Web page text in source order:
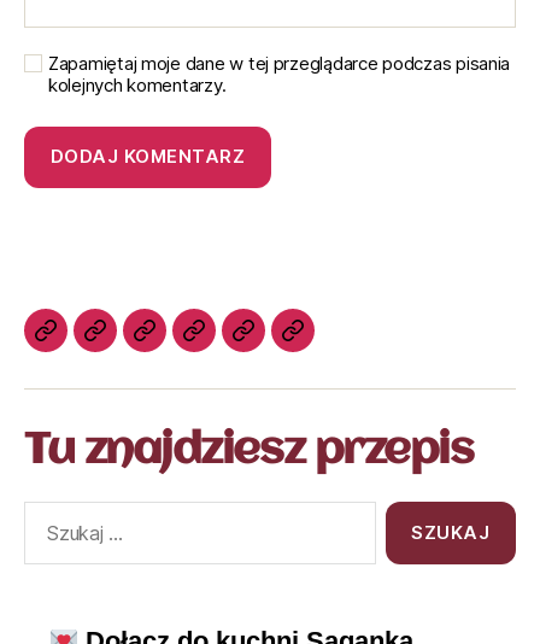
Zapamiętaj moje dane w tej przeglądarce podczas pisania
kolejnych komentarzy.
Tu znajdziesz przepis